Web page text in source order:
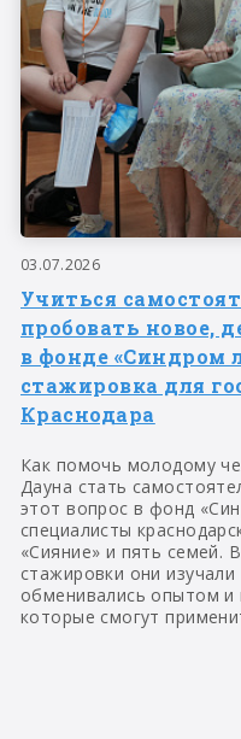
03.07.2026
Учиться
пробовать новое,
в фонде «Синдром
стажировка для
Краснодара
Как помочь молодому
Дауна стать
этот вопрос в фонд
специалисты
«Сияние» и пять семей.
стажировки они
обменивались опытом и
которые смогут